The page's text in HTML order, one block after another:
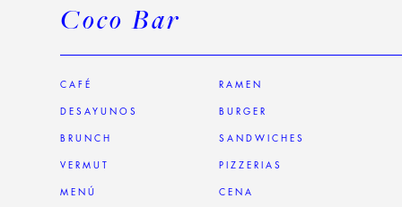
Coco Bar
CAFÉ
DESAYUNOS
BRUNCH
VERMUT
MENÚ
RAMEN
BURGER
SANDWICHES
PIZZERIAS
CENA